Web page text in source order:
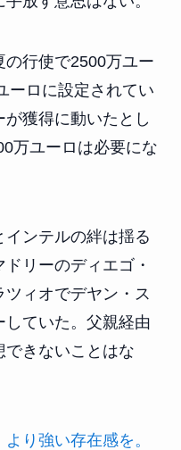
行使で2500万ユー
ーロに設定されてい
獲得に動いたとし
万ユーロは必要にな
ンテルの絆は揺る
リーのディエゴ・
ィオでデヤン・ス
していた。父親経由
きないことはな
り強い存在感を。